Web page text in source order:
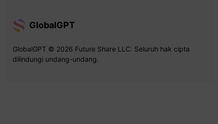
GlobalGPT
GlobalGPT © 2026 Future Share LLC. Seluruh hak cipta
dilindungi undang-undang.